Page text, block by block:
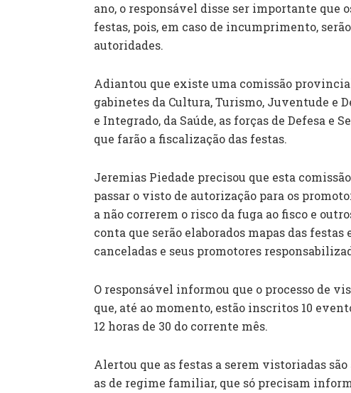
ano, o responsável disse ser importante que
festas, pois, em caso de incumprimento,
autoridades.
Adiantou que existe uma comissão
gabinetes da Cultura, Turismo, Juventude e
e Integrado, da Saúde, as forças de Defesa e
que farão a fiscalização das festas.
Jeremias Piedade precisou que esta
passar o visto de autorização para os
a não correrem o risco da fuga ao fisco e
conta que serão elaborados mapas das
canceladas e seus promotores
O responsável informou que o processo de
que, até ao momento, estão inscritos 10
12 horas de 30 do corrente mês.
Alertou que as festas a serem vistoriadas
as de regime familiar, que só precisam